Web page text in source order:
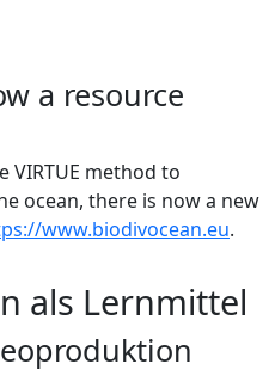
a resource
method to
ocean, there is now a new
www.biodivocean.eu.
als Lernmittel